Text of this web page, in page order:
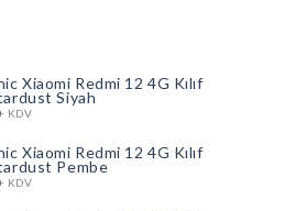
Xiaomi Redmi 12 4G Kılıf
Siyah
KDV
Xiaomi Redmi 12 4G Kılıf
Pembe
KDV